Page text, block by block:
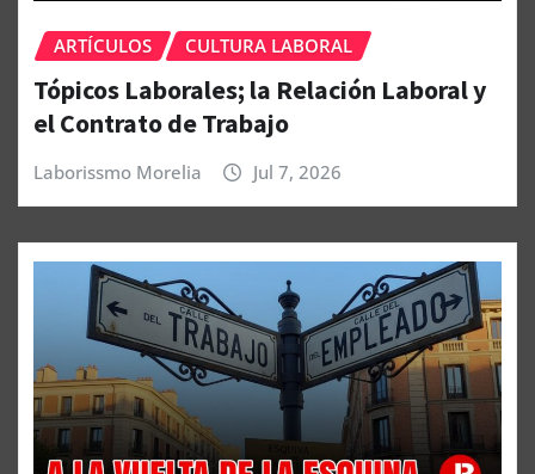
ARTÍCULOS CULTURA LABORAL
Tópicos Laborales; la Relación Laboral y
el Contrato de Trabajo
Laborissmo Morelia Jul 7, 2026